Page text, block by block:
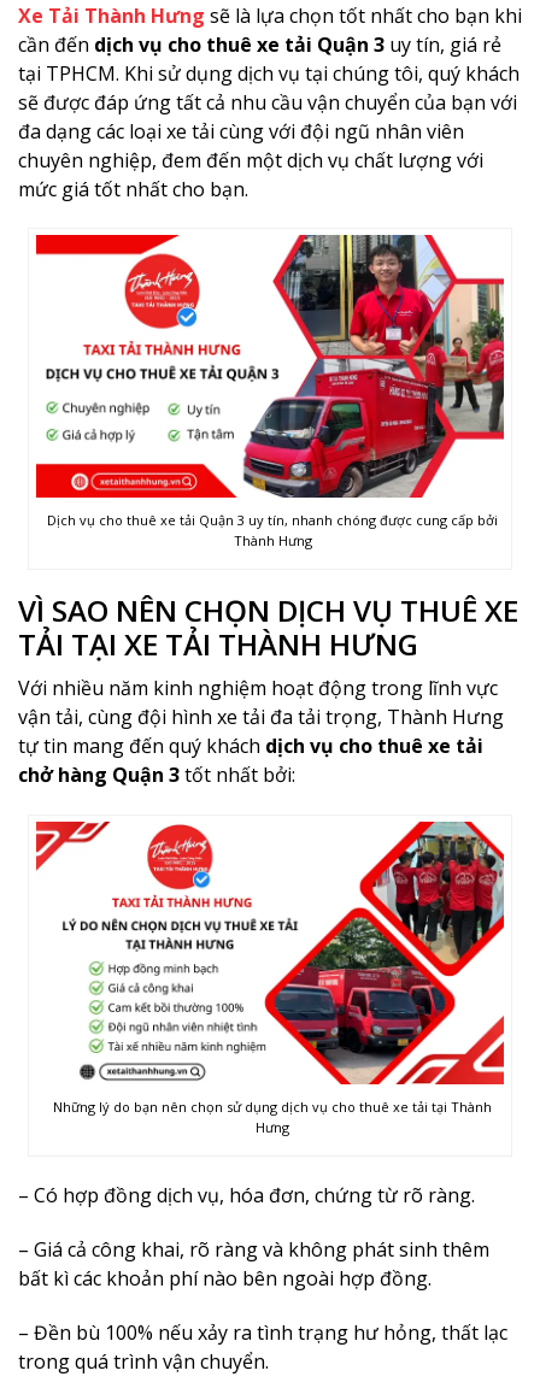
Xe Tải Thành Hưng sẽ là lựa chọn tốt nhất cho bạn khi
cần đến dịch vụ cho thuê xe tải Quận 3 uy tín, giá rẻ
tại TPHCM. Khi sử dụng dịch vụ tại chúng tôi, quý khách
sẽ được đáp ứng tất cả nhu cầu vận chuyển của bạn với
đa dạng các loại xe tải cùng với đội ngũ nhân viên
chuyên nghiệp, đem đến một dịch vụ chất lượng với
mức giá tốt nhất cho bạn.
Dịch vụ cho thuê xe tải Quận 3 uy tín, nhanh chóng được cung cấp bởi
Thành Hưng
VÌ SAO NÊN CHỌN DỊCH VỤ THUÊ XE
TẢI TẠI XE TẢI THÀNH HƯNG
Với nhiều năm kinh nghiệm hoạt động trong lĩnh vực
vận tải, cùng đội hình xe tải đa tải trọng, Thành Hưng
tự tin mang đến quý khách dịch vụ cho thuê xe tải
chở hàng Quận 3tốt nhất bởi:
Những lý do bạn nên chọn sử dụng dịch vụ cho thuê xe tải tại Thành
Hưng
– Có hợp đồng dịch vụ, hóa đơn, chứng từ rõ ràng.
– Giá cả công khai, rõ ràng và không phát sinh thêm
bất kì các khoản phí nào bên ngoài hợp đồng.
– Đền bù 100% nếu xảy ra tình trạng hư hỏng, thất lạc
trong quá trình vận chuyển.